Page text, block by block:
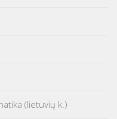
(lietuvių k.)